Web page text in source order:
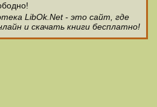
LibOk.Net - это сайт, где
и скачать книги бесплатно!